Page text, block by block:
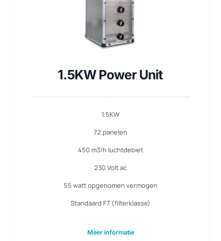
1.5KW Power Unit
1.5KW
72 panelen
450 m3/h luchtdebiet